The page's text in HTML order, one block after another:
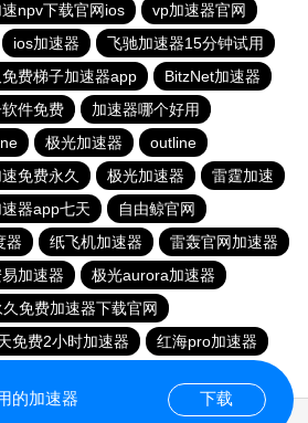
npv下载官网ios
vp加速器官网
ios加速器
飞驰加速器15分钟试用
免费梯子加速器app
BitzNet加速器
件免费
加速器哪个好用
极光加速器
outline
免费永久 极光加速器
雷霆加速
器app七天
自由鲸官网
器 纸飞机加速器
雷轰官网加速器
加速器
极光aurora加速器
免费加速器下载官网
免费2小时加速器
红海pro加速器
的加速器 下载